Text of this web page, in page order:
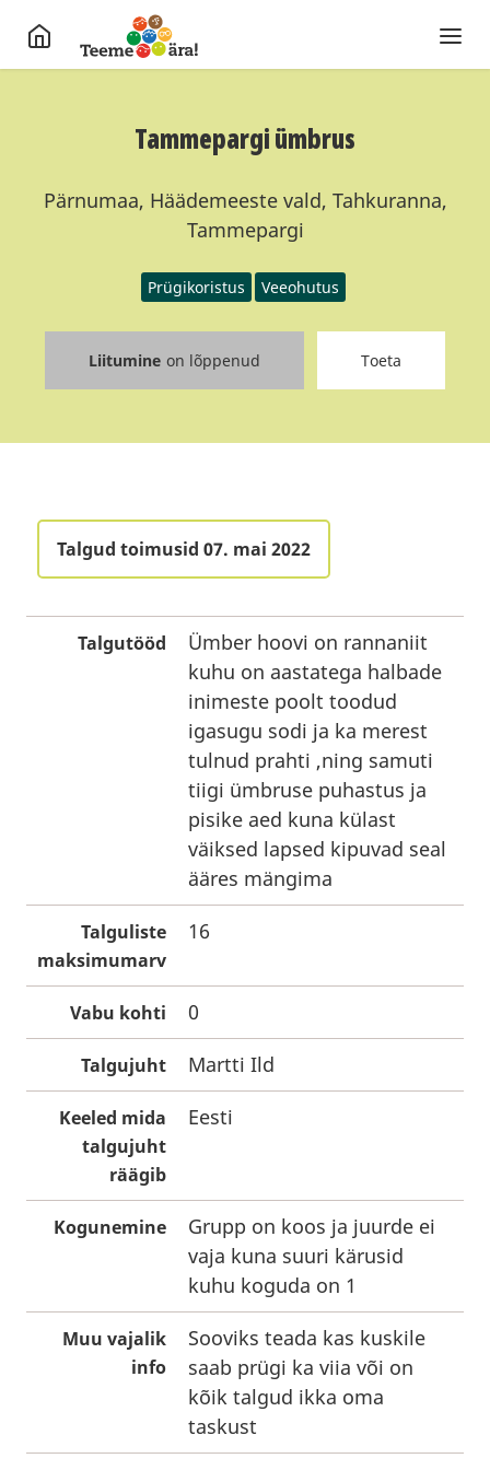
Tammepargi ümbrus
Pärnumaa, Häädemeeste vald, Tahkuranna,
Tammepargi
Prügikoristus Veeohutus
Liitumine on lõppenud Toeta
Talgud toimusid 07. mai 2022
Talgutööd
Ümber hoovi on rannaniit
kuhu on aastatega halbade
inimeste poolt toodud
igasugu sodi ja ka merest
tulnud prahti ,ning samuti
tiigi ümbruse puhastus ja
pisike aed kuna külast
väiksed lapsed kipuvad seal
ääres mängima
Talguliste
maksimumarv
16
Vabu kohti 0
Talgujuht Martti Ild
Keeled mida
talgujuht
räägib
Eesti
Kogunemine
Grupp on koos ja juurde ei
vaja kuna suuri kärusid
kuhu koguda on 1
Muu vajalik
info
Sooviks teada kas kuskile
saab prügi ka viia või on
kõik talgud ikka oma
taskust